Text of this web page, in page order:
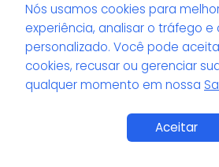
O que é viscosidade do
pneu?
Nós usamos cookies para
experiência, analisar o tráfego
personalizado. Você pode
cookies, recusar ou gerenciar
qualquer momento em nossa
Aceitar